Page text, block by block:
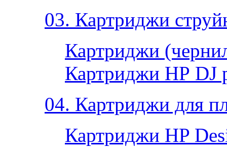
03. Картриджи
Картриджи
Картриджи НР DJ
04. Картриджи для
Картриджи HP